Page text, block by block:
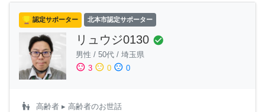
認定サポーター 北本市認定サポーター
リュウジ0130 check_circle
男性 / 50代 / 埼玉県
sentiment_satisfied 3 sentiment_neutral 0 sentiment_dissatisfied 0
escalator_warning 高齢者 ▸ 高齢者のお世話